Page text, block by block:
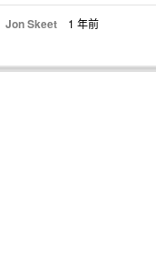
Jon Skeet 1 年前